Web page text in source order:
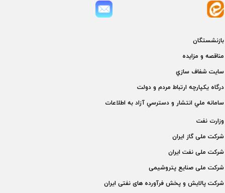
بازنشستگان
مناقصه و مزايده
سايت شفاف سازي
درگاه يكپارچه ارتباط مردم و دولت
سامانه ملي انتشار و دسترسي آزاد به اطلاعات
وزارت نفت
شركت ملی گاز ايران
شركت ملی نفت ايران
شركت ملی صنايع پتروشيمی
شركت پالايش و پخش فرآورده های نفتی ايران